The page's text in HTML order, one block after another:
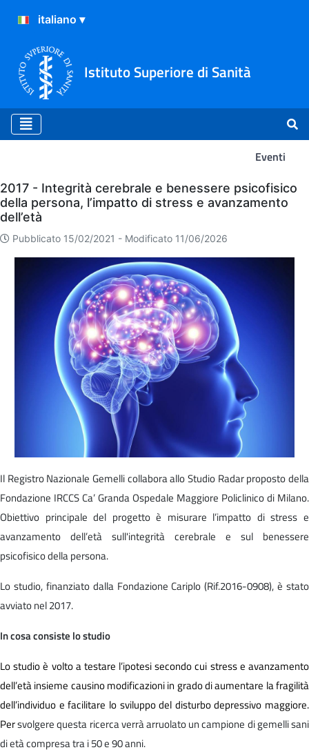
Istituto Superiore di Sanità
Eventi
Eventi
2017 - Integrità cerebrale e benessere psicofisico
della persona, l’impatto di stress e avanzamento
dell’età
Pubblicato 15/02/2021 - Modificato 11/06/2026
Il Registro Nazionale Gemelli collabora allo Studio Radar proposto della
Fondazione IRCCS Ca’ Granda Ospedale Maggiore Policlinico di Milano.
Obiettivo principale del progetto è misurare l’impatto di stress e
avanzamento dell’età sull'integrità cerebrale e sul benessere
psicofisico della persona.
Lo studio, finanziato dalla Fondazione Cariplo (Rif.2016-0908), è stato
avviato nel 2017.
In cosa consiste lo studio
Lo studio è volto a testare l’ipotesi secondo cui stress e avanzamento
dell’età insieme causino modificazioni in grado di aumentare la fragilità
dell’individuo e facilitare lo sviluppo del disturbo depressivo maggiore.
Persvolgere questa ricerca verrà arruolato un campione di gemelli sani
di età compresa tra i 50 e 90 anni.